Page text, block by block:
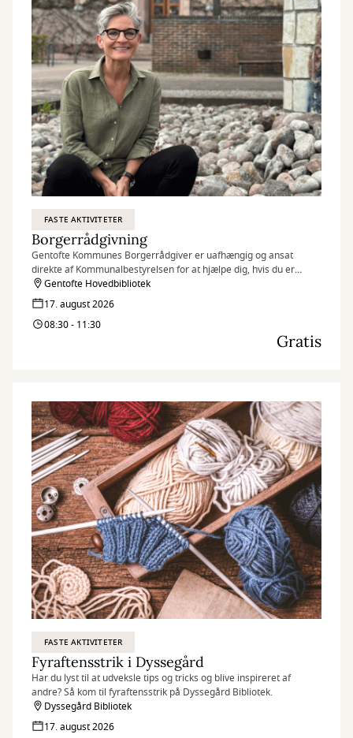
FASTE AKTIVITETER
Borgerrådgivning
Gentofte Kommunes Borgerrådgiver er uafhængig og ansat
direkte af Kommunalbestyrelsen for at hjælpe dig, hvis du er
utilfreds med kommunens behandling af dig eller din sag.
Gentofte Hovedbibliotek
17. august 2026
08:30 - 11:30
Gratis
FASTE AKTIVITETER
Fyraftensstrik i Dyssegård
Har du lyst til at udveksle tips og tricks og blive inspireret af
andre? Så kom til fyraftensstrik på Dyssegård Bibliotek.
Dyssegård Bibliotek
17. august 2026